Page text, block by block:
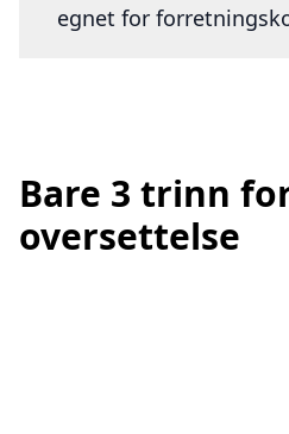
egnet for
Bare 3 trinn
oversettelse